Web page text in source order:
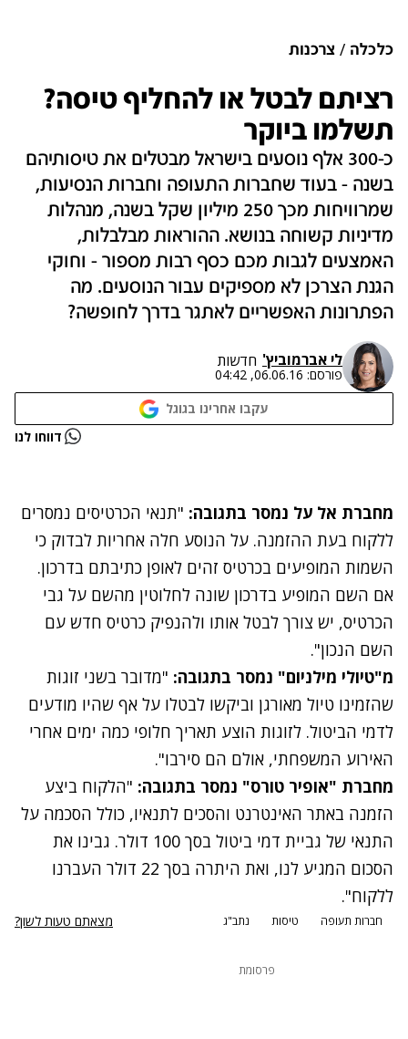
כלכלה צרכנות
רציתם לבטל או להחליף טיסה?
תשלמו ביוקר
כ-300 אלף נוסעים בישראל מבטלים את טיסותיהם
בשנה - בעוד שחברות התעופה וחברות הנסיעות,
שמרוויחות מכך 250 מיליון שקל בשנה, מנהלות
מדיניות קשוחה בנושא. ההוראות מבלבלות,
האמצעים לגבות מכם כסף רבות מספור - וחוקי
הגנת הצרכן לא מספיקים עבור הנוסעים. מה
הפתרונות האפשריים לאתגר בדרך לחופשה?
לי אברמוביץ' חדשות
פורסם: 06.06.16, 04:42
עקבו אחרינו בגוגל
נתקלנו בבעיה דווחו לנו
מחברת אל על נמסר בתגובה: "תנאי הכרטיסים נמסרים
ללקוח בעת ההזמנה. על הנוסע חלה אחריות לבדוק כי
השמות המופיעים בכרטיס זהים לאופן כתיבתם בדרכון.
אם השם המופיע בדרכון שונה לחלוטין מהשם על גבי
הכרטיס, יש צורך לבטל אותו ולהנפיק כרטיס חדש עם
השם הנכון".
מ"טיולי מילניום" נמסר בתגובה: "מדובר בשני זוגות
שהזמינו טיול מאורגן וביקשו לבטלו על אף שהיו מודעים
לדמי הביטול. לזוגות הוצע תאריך חלופי כמה ימים אחרי
האירוע המשפחתי, אולם הם סירבו".
מחברת "אופיר טורס" נמסר בתגובה: "הלקוח ביצע
הזמנה באתר האינטרנט והסכים לתנאיו, כולל הסכמה על
התנאי של גביית דמי ביטול בסך 100 דולר. גבינו את
הסכום המגיע לנו, ואת היתרה בסך 22 דולר העברנו
ללקוח".
חברות תעופה טיסות נתב"ג מצאתם טעות לשון?
פרסומת